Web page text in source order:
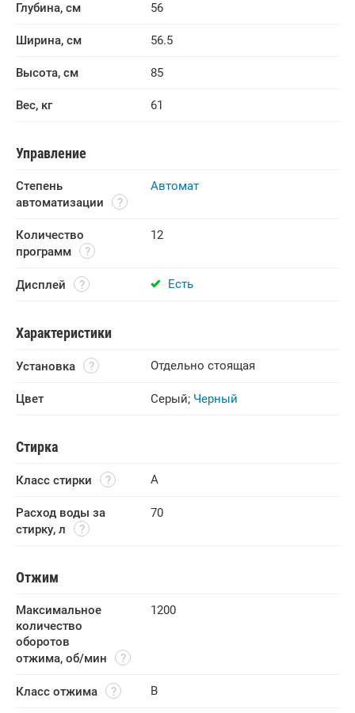
Глубина, см 56
Ширина, см 56.5
Высота, см 85
Вес, кг 61
Управление
Степень
автоматизации
Автомат
Количество
программ
12
Дисплей Есть
Характеристики
Установка Отдельно стоящая
Цвет Серый; Черный
Стирка
Класс стирки A
Расход воды за
стирку, л
70
Отжим
Максимальное
количество
оборотов
отжима, об/мин
1200
Класс отжима B